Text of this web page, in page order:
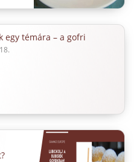
egy témára – a gofri